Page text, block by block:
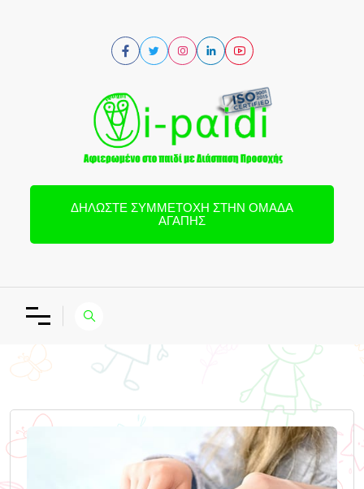
ΔΗΛΏΣΤΕ ΣΥΜΜΕΤΟΧΉ ΣΤΗΝ ΟΜΆΔΑ
ΑΓΆΠΗΣ